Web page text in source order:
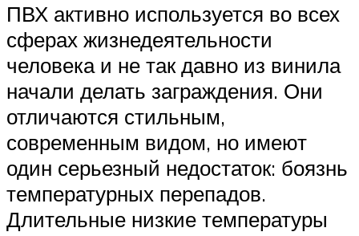
ПВХ активно используется во всех
сферах жизнедеятельности
человека и не так давно из винила
начали делать заграждения. Они
отличаются стильным,
современным видом, но имеют
один серьезный недостаток: боязнь
температурных перепадов.
Длительные низкие температуры